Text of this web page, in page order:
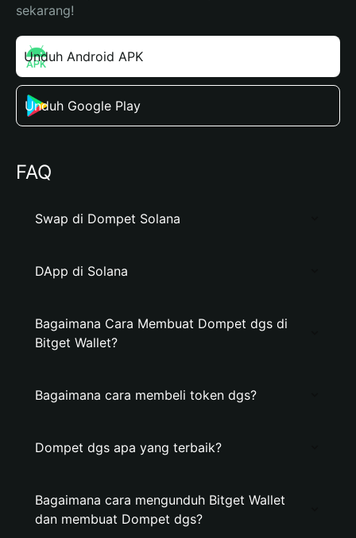
sekarang!
Unduh Android APK
Unduh Google Play
FAQ
Swap di Dompet Solana
DApp di Solana
Bagaimana Cara Membuat Dompet dgs di
Bitget Wallet?
Bagaimana cara membeli token dgs?
Dompet dgs apa yang terbaik?
Bagaimana cara mengunduh Bitget Wallet
dan membuat Dompet dgs?